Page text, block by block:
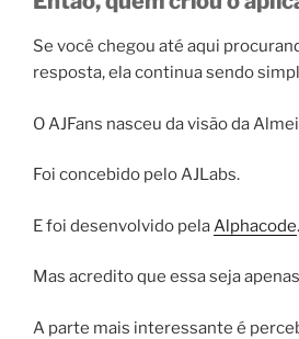
Se você chegou até aqui
resposta, ela continua sendo
O AJFans nasceu da visão da
Foi concebido pelo AJLabs.
E foi desenvolvido pelaAlphacode.
Mas acredito que essa seja
A parte mais interessante é